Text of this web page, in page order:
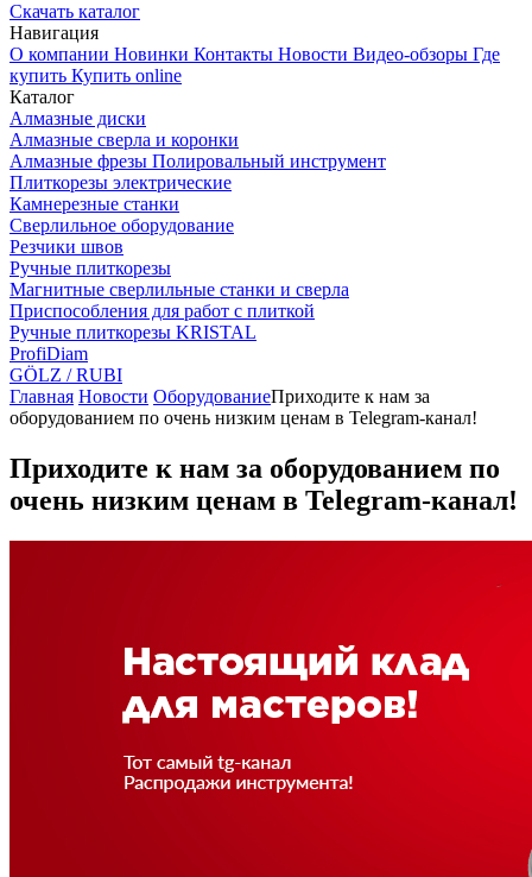
Скачать каталог
Навигация
О компании Новинки Контакты Новости Видео-обзоры Где
купить Купить online
Каталог
Алмазные диски
Алмазные сверла и коронки
Алмазные фрезы Полировальный инструмент
Плиткорезы электрические
Камнерезные станки
Сверлильное оборудование
Резчики швов
Ручные плиткорезы
Магнитные сверлильные станки и сверла
Приспособления для работ с плиткой
Ручные плиткорезы KRISTAL
ProfiDiam
GÖLZ / RUBI
Главная Новости ОборудованиеПриходите к нам за
оборудованием по очень низким ценам в Telegram-канал!
Приходите к нам за оборудованием по
очень низким ценам в Telegram-канал!